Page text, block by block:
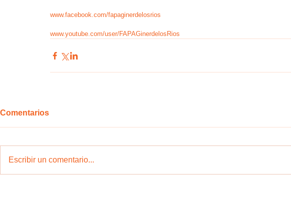
www.facebook.com/fapaginerdelosrios
www.youtube.com/user/FAPAGinerdelosRios
Comentarios
Escribir un comentario...